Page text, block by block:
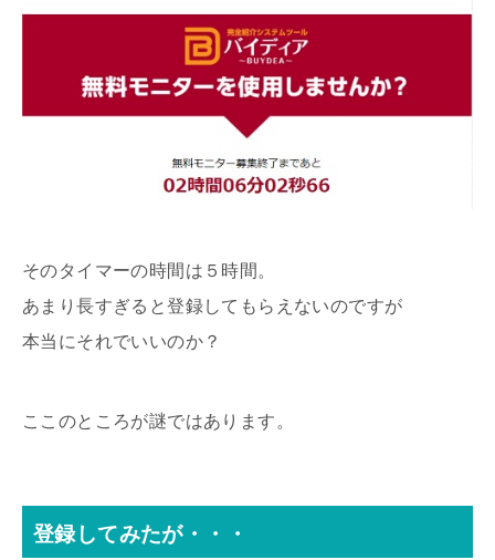
そのタイマーの時間は５時間。
あまり長すぎると登録してもらえないのですが
本当にそれでいいのか？
ここのところが謎ではあります。
登録してみたが・・・